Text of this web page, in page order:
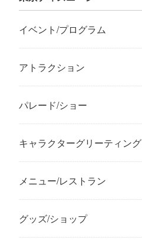
イベント/プログラム
アトラクション
パレード/ショー
キャラクターグリーティング
メニュー/レストラン
グッズ/ショップ